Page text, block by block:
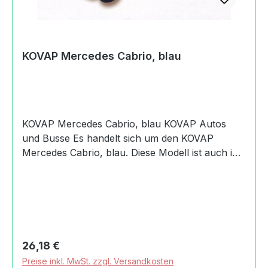
KOVAP Mercedes Cabrio, blau
KOVAP Mercedes Cabrio, blau KOVAP Autos
und Busse Es handelt sich um den KOVAP
Mercedes Cabrio, blau. Diese Modell ist auch in
8594988006076Altersempfehlung3+
JahreMachart/StilKOVAP Mercedes Cabrio,
Regulärer Preis:
26,18 €
Preise inkl. MwSt. zzgl. Versandkosten